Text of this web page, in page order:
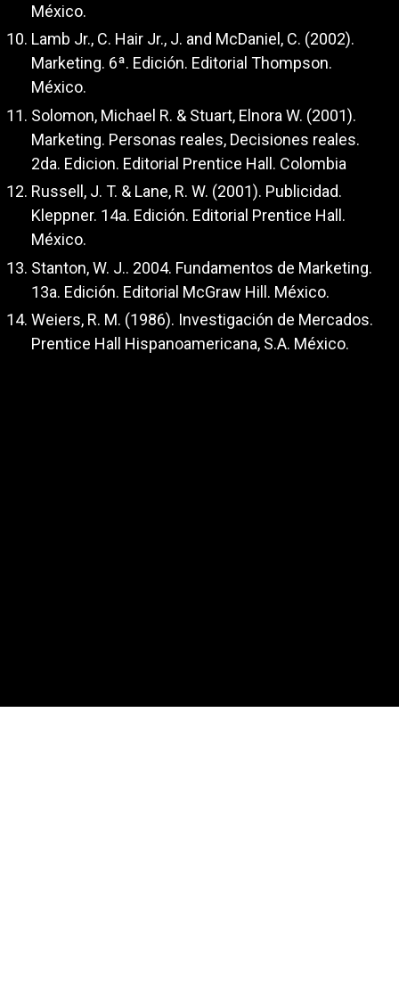
México.
Lamb Jr., C. Hair Jr., J. and McDaniel, C. (2002).
Marketing. 6ª. Edición. Editorial Thompson.
México.
Solomon, Michael R. & Stuart, Elnora W. (2001).
Marketing. Personas reales, Decisiones reales.
2da. Edicion. Editorial Prentice Hall. Colombia
Russell, J. T. & Lane, R. W. (2001). Publicidad.
Kleppner. 14a. Edición. Editorial Prentice Hall.
México.
Stanton, W. J.. 2004. Fundamentos de Marketing.
13a. Edición. Editorial McGraw Hill. México.
Weiers, R. M. (1986). Investigación de Mercados.
Prentice Hall Hispanoamericana, S.A. México.